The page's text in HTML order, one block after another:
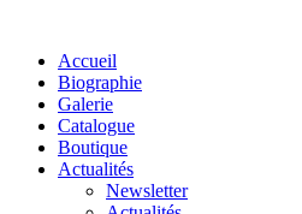
Accueil
Biographie
Galerie
Catalogue
Boutique
Actualités
Newsletter